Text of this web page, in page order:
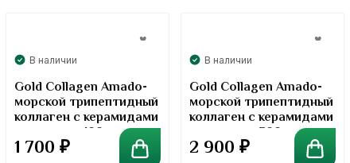
В наличии
Gold Collagen Amado-
морской трипептидный
коллаген с керамидами
в порошке. 100 грамм
1 700 ₽
В наличии
Gold Collagen Amado-
морской трипептидный
коллаген с керамидами
в порошке. 300 грамм
2 900 ₽